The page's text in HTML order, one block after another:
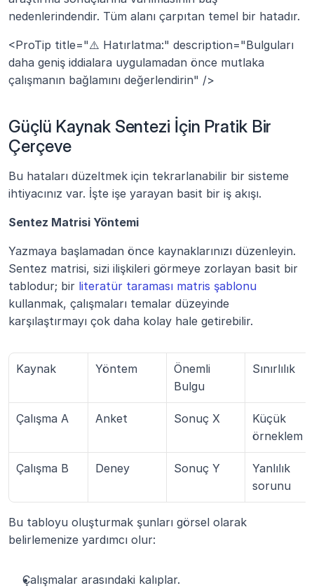
nedenlerindendir. Tüm alanı çarpıtan temel bir hatadır.
<ProTip title="⚠️ Hatırlatma:" description="Bulguları
daha geniş iddialara uygulamadan önce mutlaka
çalışmanın bağlamını değerlendirin" />
Güçlü Kaynak Sentezi İçin Pratik Bir
Çerçeve
Bu hataları düzeltmek için tekrarlanabilir bir sisteme
ihtiyacınız var. İşte işe yarayan basit bir iş akışı.
Sentez Matrisi Yöntemi
Yazmaya başlamadan önce kaynaklarınızı düzenleyin.
Sentez matrisi, sizi ilişkileri görmeye zorlayan basit bir
tablodur; bir literatür taraması matris şablonu
kullanmak, çalışmaları temalar düzeyinde
karşılaştırmayı çok daha kolay hale getirebilir.
Kaynak Yöntem
Önemli
Bulgu
Sınırlılık
Çalışma A Anket Sonuç X
Küçük
örneklem
Çalışma B Deney Sonuç Y
Yanlılık
sorunu
Bu tabloyu oluşturmak şunları görsel olarak
belirlemenize yardımcı olur:
Çalışmalar arasındaki kalıplar.